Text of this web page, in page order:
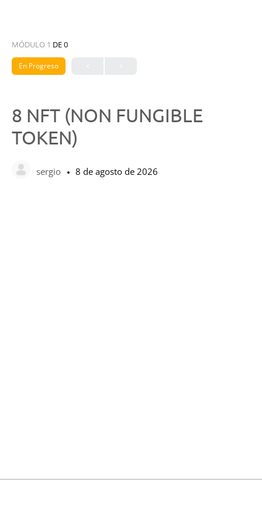
MÓDULO 1 DE 0
En Progreso
8 NFT (NON FUNGIBLE
TOKEN)
sergio 8 de agosto de 2026